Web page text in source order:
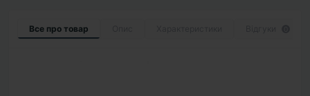
Все про товар